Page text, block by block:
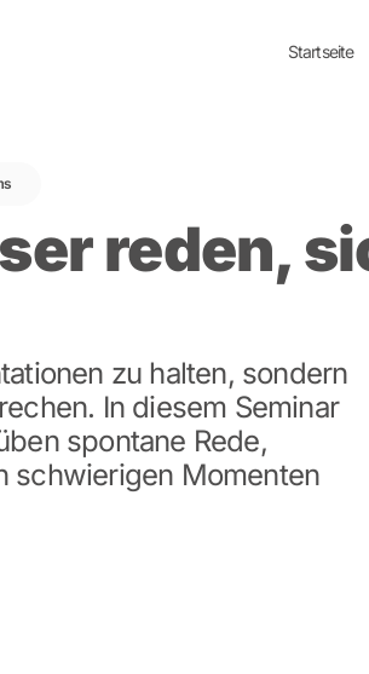
Startseite
reden,
zu halten, sondern
In diesem Seminar
spontane Rede,
schwierigen Momenten